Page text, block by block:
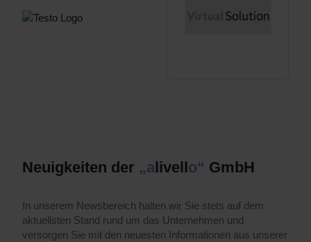
Neuigkeiten der „alivello“ GmbH
In unserem Newsbereich halten wir Sie stets auf dem
aktuellsten Stand rund um das Unternehmen und
versorgen Sie mit den neuesten Informationen aus unserer